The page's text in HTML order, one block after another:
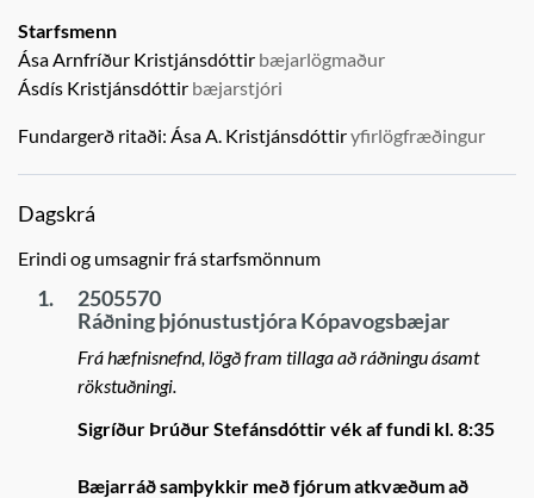
Starfsmenn
Ása Arnfríður Kristjánsdóttir bæjarlögmaður
Ásdís Kristjánsdóttir bæjarstjóri
Fundargerð ritaði: Ása A. Kristjánsdóttiryfirlögfræðingur
Dagskrá
Erindi og umsagnir frá starfsmönnum
1.
2505570
Ráðning þjónustustjóra Kópavogsbæjar
Frá hæfnisnefnd, lögð fram tillaga að ráðningu ásamt
rökstuðningi.
Sigríður Þrúður Stefánsdóttir vék af fundi kl. 8:35
Bæjarráð samþykkir með fjórum atkvæðum að